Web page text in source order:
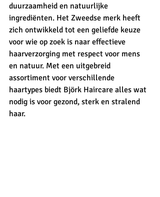
duurzaamheid en natuurlijke
ingrediënten. Het Zweedse merk heeft
zich ontwikkeld tot een geliefde keuze
voor wie op zoek is naar effectieve
haarverzorging met respect voor mens
en natuur. Met een uitgebreid
assortiment voor verschillende
haartypes biedt Björk Haircare alles wat
nodig is voor gezond, sterk en stralend
haar.